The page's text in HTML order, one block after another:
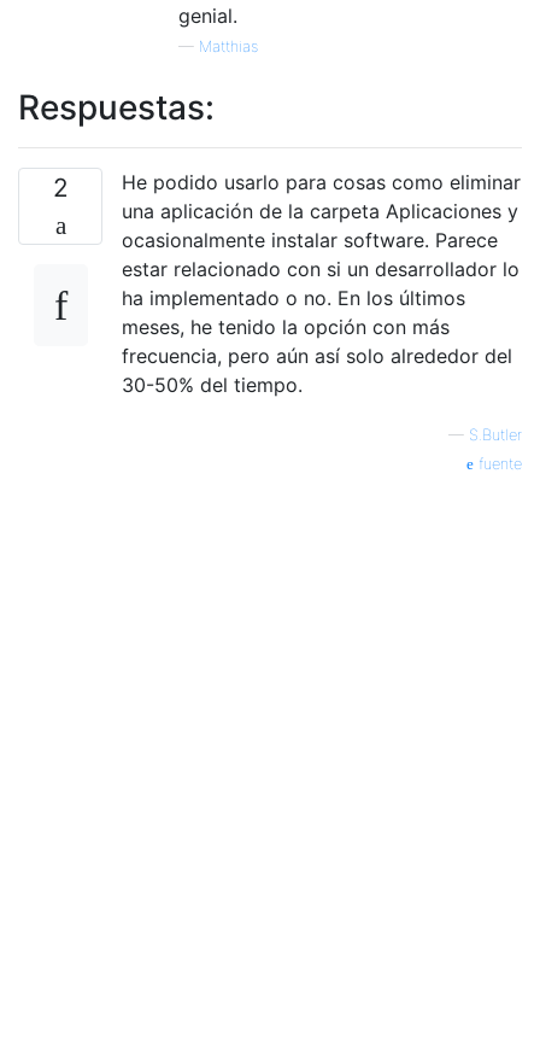
genial.
— Matthias
Respuestas:
2
He podido usarlo para cosas como eliminar
una aplicación de la carpeta Aplicaciones y
ocasionalmente instalar software. Parece
estar relacionado con si un desarrollador lo
ha implementado o no. En los últimos
meses, he tenido la opción con más
frecuencia, pero aún así solo alrededor del
30-50% del tiempo.
— S.Butler
fuente